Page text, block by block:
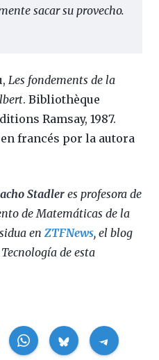
sacar su provecho.
Les fondements de la
. Bibliothèque
Ramsay, 1987.
francés por la autora
Stadleres profesora de
de Matemáticas de la
en ZTFNews, el blog
de esta